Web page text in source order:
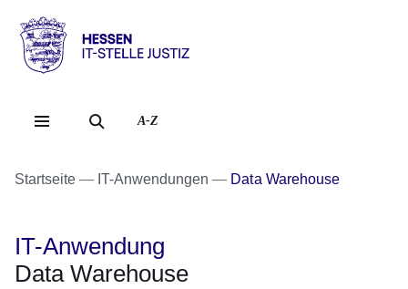
Hessen
IT-
A-Z
Startseite IT-Anwendungen Data Warehouse
IT-Anwendung
Data Warehouse